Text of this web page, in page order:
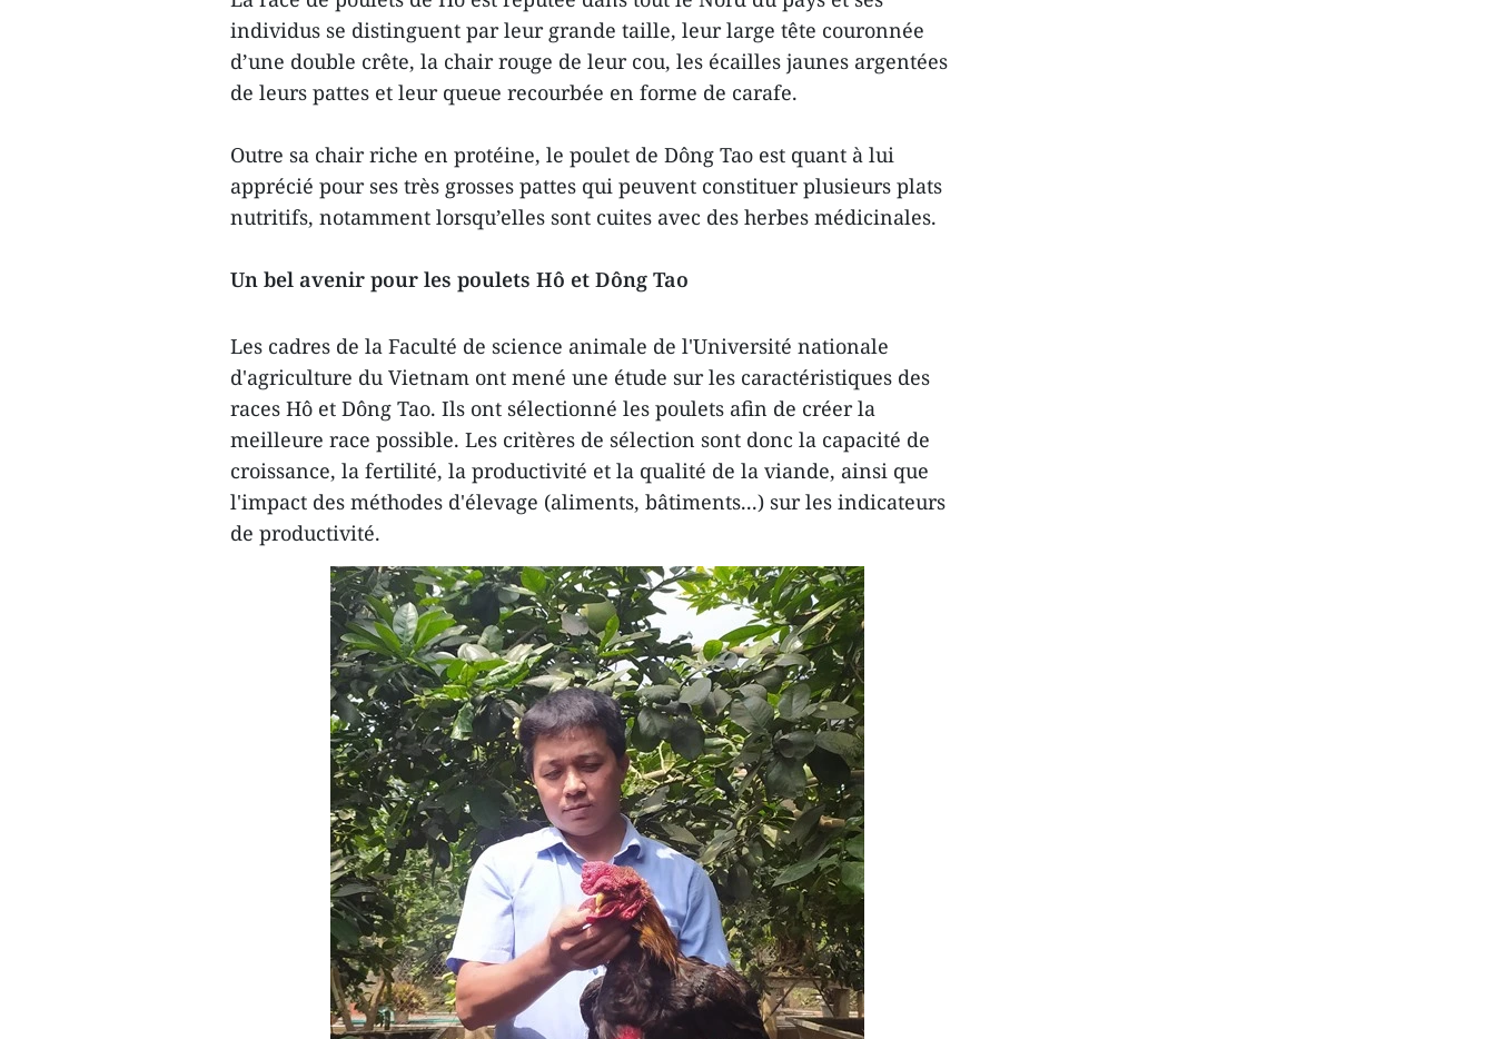
individus se distinguent par leur grande taille, leur large tête couronnée
d’une double crête, la chair rouge de leur cou, les écailles jaunes argentées
de leurs pattes et leur queue recourbée en forme de carafe.
Outre sa chair riche en protéine, le poulet de Dông Tao est quant à lui
apprécié pour ses très grosses pattes qui peuvent constituer plusieurs plats
nutritifs, notamment lorsqu’elles sont cuites avec des herbes médicinales.
Un bel avenir pour les poulets Hô et Dông Tao
Les cadres de la Faculté de science animale de l'Université nationale
d'agriculture du Vietnam ont mené une étude sur les caractéristiques des
races Hô et Dông Tao. Ils ont sélectionné les poulets afin de créer la
meilleure race possible. Les critères de sélection sont donc la capacité de
croissance, la fertilité, la productivité et la qualité de la viande, ainsi que
l'impact des méthodes d'élevage (aliments, bâtiments...) sur les indicateurs
de productivité.